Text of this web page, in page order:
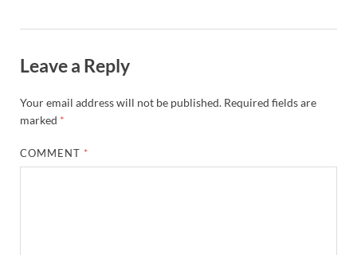
Leave a Reply
Your email address will not be published. Required fields are
marked *
COMMENT *